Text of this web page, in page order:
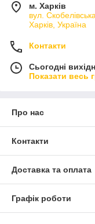
м. Харків
вул.
Харків, Україна
Контакти
Сьогодні
Показати весь
Про нас
Контакти
Доставка та оплата
Графік роботи